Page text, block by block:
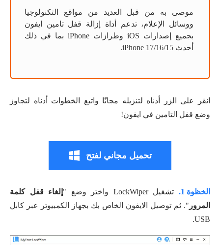
موصى به من قبل العديد من مواقع التكنولوجيا
ووسائل الإعلام، تدعم أداة إزالة قفل تامين ايفون
بجميع إصدارات iOS وطرازات iPhone بما في ذلك
أحدث iPhone 17/16/15.
انقر على الزر أدناه لتنزيله مجانًا واتبع الخطوات أدناه لتجاوز
وضع قفل التامين في ايفون!
تحميل مجاني لفتح
الخظوة 1. تشغيل LockWiper واختر وضع "
إلغاء قفل كلمة
المرور ". ثم توصيل الايفون الخاص بك بجهاز الكمبيوتر عبر كابل
USB.